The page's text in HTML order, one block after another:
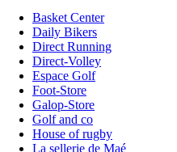
Basket Center
Daily Bikers
Direct Running
Direct-Volley
Espace Golf
Foot-Store
Galop-Store
Golf and co
House of rugby
La sellerie de Maé